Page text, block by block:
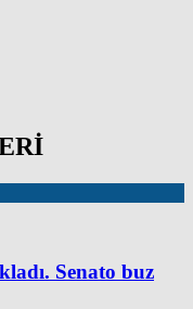
Senato buz